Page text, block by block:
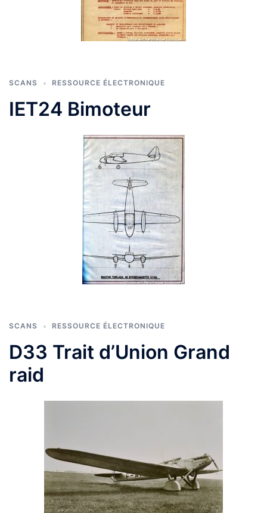
SCANS RESSOURCE ÉLECTRONIQUE
IET24 Bimoteur
SCANS RESSOURCE ÉLECTRONIQUE
D33 Trait d’Union Grand
raid